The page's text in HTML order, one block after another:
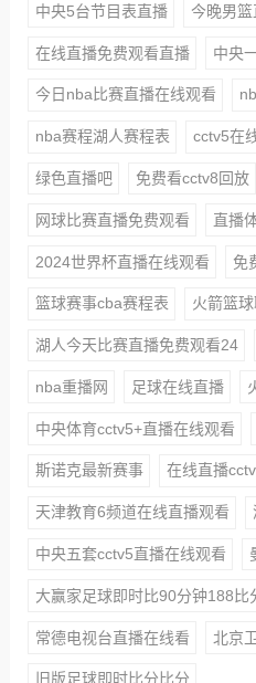
中央5台节目表直播 今晚男
在线直播免费观看直播 中央
今日nba比赛直播在线观看
nba赛程湖人赛程表 cctv5在
绿色直播吧 免费看cctv8回放
网球比赛直播免费观看 直播
2024世界杯直播在线观看 免
篮球赛事cba赛程表 火箭篮
湖人今天比赛直播免费观看24
nba重播网 足球在线直播
中央体育cctv5+直播在线观看
斯诺克最新赛事 在线直播
天津教育6频道在线直播观看
中央五套cctv5直播在线观看
大赢家足球即时比90分钟188比
常德电视台直播在线看 北京
旧版足球即时比分比分